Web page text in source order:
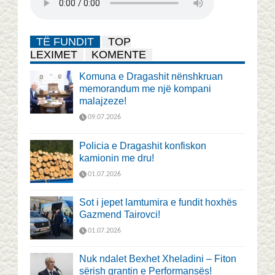
TË FUNDIT
TOP
LEXIMET
KOMENTE
Komuna e Dragashit nënshkruan
memorandum me një kompani
malajzeze!
09.07.2026
Policia e Dragashit konfiskon
kamionin me dru!
01.07.2026
Sot i jepet lamtumira e fundit hoxhës
Gazmend Tairovci!
01.07.2026
Nuk ndalet Bexhet Xheladini – Fiton
sërish grantin e Performansës!